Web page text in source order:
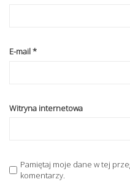
E-mail*
Witryna internetowa
Pamiętaj moje dane w tej
komentarzy.